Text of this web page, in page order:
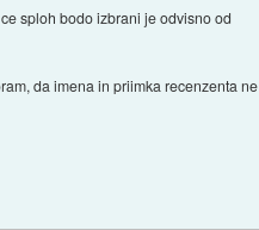
sploh bodo izbrani je odvisno od
da imena in priimka recenzenta ne